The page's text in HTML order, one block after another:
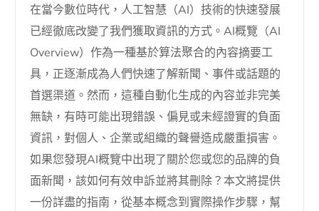
在當今數位時代，人工智慧（AI）技術的快速發展
已經徹底改變了我們獲取資訊的方式。AI概覽（AI
Overview）作為一種基於算法聚合的內容摘要工
具，正逐漸成為人們快速了解新聞、事件或話題的
首選渠道。然而，這種自動化生成的內容並非完美
無缺，有時可能出現錯誤、偏見或未經證實的負面
資訊，對個人、企業或組織的聲譽造成嚴重損害。
如果您發現AI概覽中出現了關於您或您的品牌的負
面新聞，該如何有效申訴並將其刪除？本文將提供
一份詳盡的指南，從基本概念到實際操作步驟，幫